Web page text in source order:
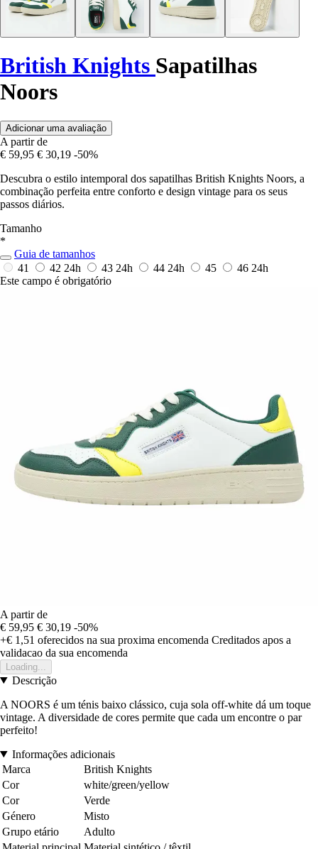
British Knights Sapatilhas
Noors
Adicionar uma avaliação
A partir de
€ 59,95 € 30,19 -50%
Descubra o estilo intemporal dos sapatilhas British Knights Noors, a
combinação perfeita entre conforto e design vintage para os seus
passos diários.
Tamanho
*
Guia de tamanhos
41
42 24h 43 24h 44 24h 45 46 24h
Este campo é obrigatório
A partir de
€ 59,95 € 30,19 -50%
+€ 1,51 oferecidos na sua proxima encomenda Creditados apos a
validacao da sua encomenda
Loading...
Descrição
A NOORS é um ténis baixo clássico, cuja sola off-white dá um toque
vintage. A diversidade de cores permite que cada um encontre o par
perfeito!
Informações adicionais
Marca
British Knights
Cor
white/green/yellow
Cor
Verde
Género
Misto
Grupo etário
Adulto